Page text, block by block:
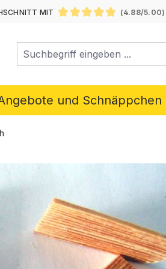
MIT
(4.88/5.00)
und Schnäppchen